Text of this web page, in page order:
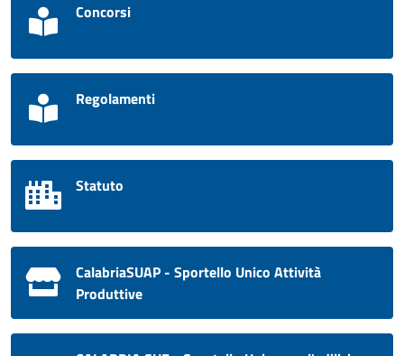
Concorsi
Regolamenti
Statuto
CalabriaSUAP - Sportello Unico Attività
Produttive